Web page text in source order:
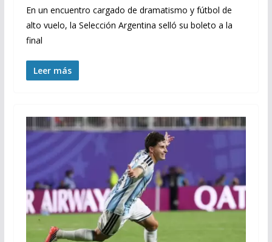
En un encuentro cargado de dramatismo y fútbol de
alto vuelo, la Selección Argentina selló su boleto a la
final
Leer más